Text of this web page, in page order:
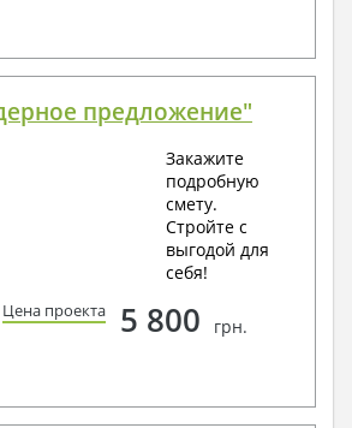
предложение"
Закажите
подробную
смету.
Стройте с
выгодой для
себя!
Цена проекта 5 800 грн.